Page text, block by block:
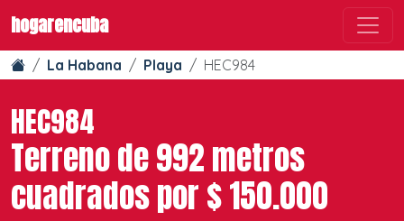
hogarencuba
La Habana Playa HEC984
HEC984
Terreno de 992 metros
cuadrados por $ 150.000